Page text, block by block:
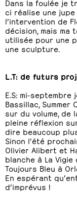
Dans la foulée je
ci réalise une jupe
l’intervention de
décision, mais ma
utilisée pour une
une sculpture.
L.T: de futurs
E.S: mi-
Bassillac, Summer
sur du volume, de
pleine réflexion
dire beaucoup
Sinon l’été
Olivier Alibert et
blanche à La
Toujours Bleu à
En espérant
d’imprévus !